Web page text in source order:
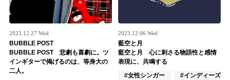
2023.12.27 Wed
BUBBLE POST
BUBBLE POST 悲劇も喜劇に。ツ
インギターで掲げるのは、等身大の
二人。
2023.12.06 Wed
藍空と月
藍空と月 心に刺さる物語性と感情
表現に、共鳴する
#女性シンガー
#インディーズ